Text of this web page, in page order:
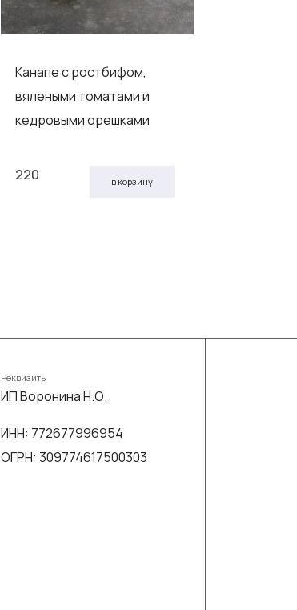
Канапе с ростбифом,
вялеными томатами и
кедровыми орешками
220 в корзину
Реквизиты
ИП Воронина Н.О.
ИНН: 772677996954
ОГРН: 309774617500303